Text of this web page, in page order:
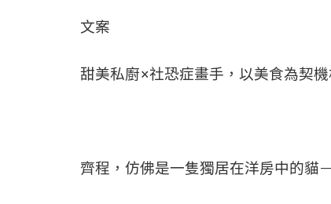
文案
甜美私廚×社恐症畫手，以美食為契機
齊程，仿佛是一隻獨居在洋房中的